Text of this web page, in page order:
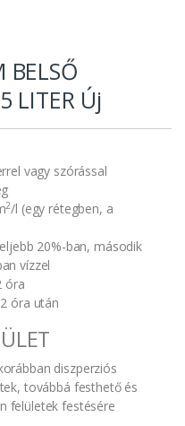
BELSŐ
LITER Új
vagy szórással
2/l (egy rétegben, a
20%-ban, második
vízzel
óra
óra után
diszperziós
továbbá festhető és
felületek festésére